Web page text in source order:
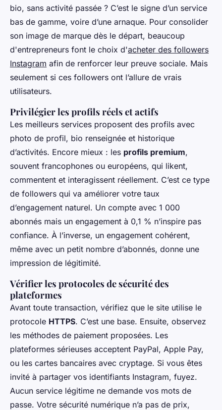
bio, sans activité passée ? C’est le signe d’un service
bas de gamme, voire d’une arnaque. Pour consolider
son image de marque dès le départ, beaucoup
d'entrepreneurs font le choix d'acheter des followers
Instagram afin de renforcer leur preuve sociale. Mais
seulement si ces followers ont l’allure de vrais
utilisateurs.
Privilégier les profils réels et actifs
Les meilleurs services proposent des profils avec
photo de profil, bio renseignée et historique
d’activités. Encore mieux : les profils premium,
souvent francophones ou européens, qui likent,
commentent et interagissent réellement. C’est ce type
de followers qui va améliorer votre taux
d’engagement naturel. Un compte avec 1 000
abonnés mais un engagement à 0,1 % n’inspire pas
confiance. À l’inverse, un engagement cohérent,
même avec un petit nombre d’abonnés, donne une
impression de légitimité.
Vérifier les protocoles de sécurité des
plateformes
Avant toute transaction, vérifiez que le site utilise le
protocole HTTPS. C’est une base. Ensuite, observez
les méthodes de paiement proposées. Les
plateformes sérieuses acceptent PayPal, Apple Pay,
ou les cartes bancaires avec cryptage. Si vous êtes
invité à partager vos identifiants Instagram, fuyez.
Aucun service légitime ne demande vos mots de
passe. Votre sécurité numérique n’a pas de prix,